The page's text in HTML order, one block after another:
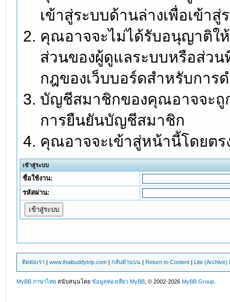
เข้าสู่ระบบด้านล่างเพื่อเข้า
คุณอาจจะไม่ได้รับอนุญาติใ
ส่วนของผู้ดูแลระบบหรือส่ว
กฎของเว็บบอร์ดสำหรับการ
บัญชีสมาชิกของคุณอาจจะถู
การยืนยันบัญชีสมาชิก
คุณอาจจะเข้าสู่หน้านี้โดยต
เข้าสู่ระบบ
ชื่อใช้งาน:
รหัสผ่าน:
ติดต่อเรา |www.thaibuddytrip.com |กลับด้านบน | Return to Content | Lite (Archive)
MyBB ภาษาไทย สนับสนุนโดยข้อมูลท่องเที่ยว MyBB , © 2002-2026MyBB Group